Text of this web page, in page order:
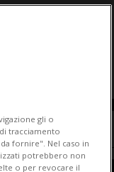
gli o
tracciamento
fornire". Nel caso in
potrebbero non
o per revocare il